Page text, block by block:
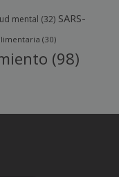
mental (32) SARS-
(30)
(98)